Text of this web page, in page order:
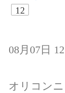
12
08月07日
オリコン